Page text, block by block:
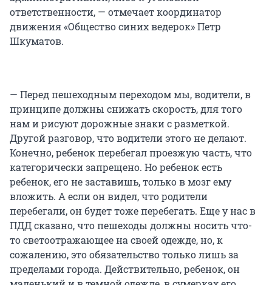
ответственности, — отмечает координатор
движения «Общество синих ведерок» Петр
Шкуматов.
— Перед пешеходным переходом мы, водители, в
принципе должны снижать скорость, для того
нам и рисуют дорожные знаки с разметкой.
Другой разговор, что водители этого не делают.
Конечно, ребенок перебегал проезжую часть, что
категорически запрещено. Но ребенок есть
ребенок, его не заставишь, только в мозг ему
вложить. А если он видел, что родители
перебегали, он будет тоже перебегать. Еще у нас в
ПДД сказано, что пешеходы должны носить что-
то светоотражающее на своей одежде, но, к
сожалению, это обязательство только лишь за
пределами города. Действительно, ребенок, он